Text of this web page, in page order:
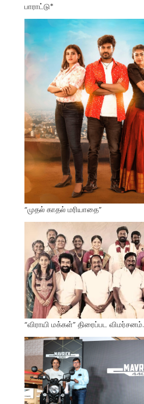
பாராட்டு*
“முதல் காதல் மரியாதை”
“விராயி மக்கள்” திரைப்பட விமர்சனம்.